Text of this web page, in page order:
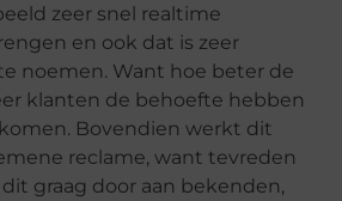
zeer snel realtime
en ook dat is zeer
noemen. Want hoe beter de
klanten de behoefte hebben
Bovendien werkt dit
reclame, want tevreden
graag door aan bekenden,